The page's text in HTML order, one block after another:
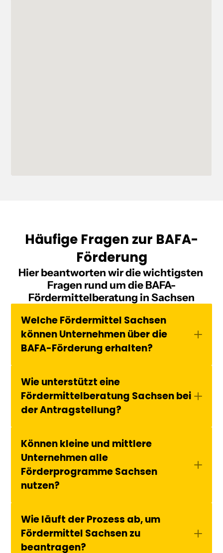
Häufige Fragen zur BAFA-
Förderung
Hier beantworten wir die wichtigsten
Fragen rund um die BAFA-
Fördermittelberatung in Sachsen
Welche Fördermittel Sachsen
können Unternehmen über die
BAFA-Förderung erhalten?
Wie unterstützt eine
Fördermittelberatung Sachsen bei
der Antragstellung?
Können kleine und mittlere
Unternehmen alle
Förderprogramme Sachsen
nutzen?
Wie läuft der Prozess ab, um
Fördermittel Sachsen zu
beantragen?